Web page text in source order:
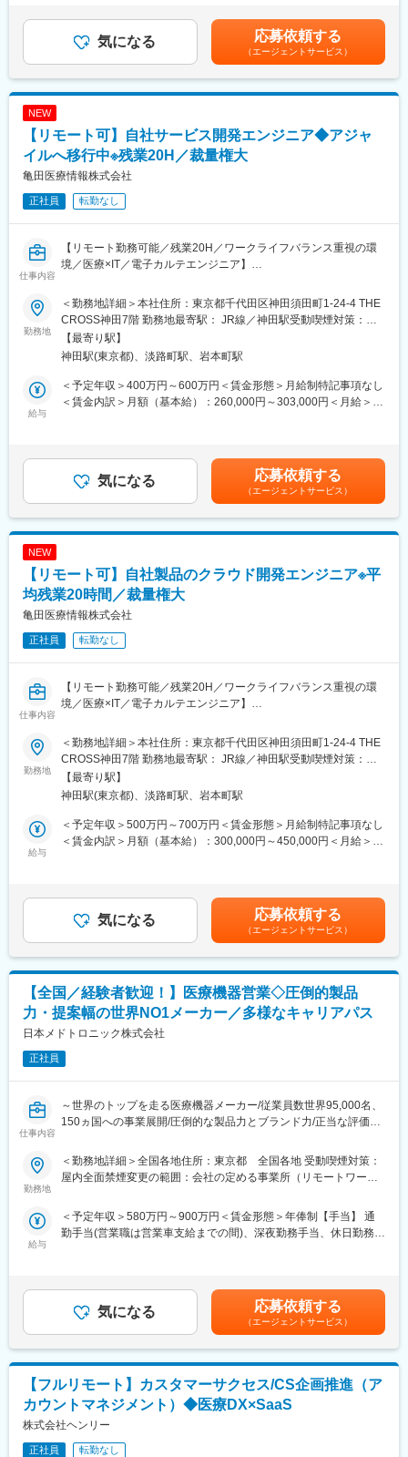
■同社の特色：
１、民間のシンクタンクの調査では、整形外科向けセラミックス
２、入社と同時に有給休暇を比例付与。社員の産休育休取得率お
がいを感じられます。
４、社内は社長、副社長問わず「さん」付けで呼び合う風通しの
良い風土があり、これまでの新卒社員の定着率は9割超と勤務しや
５、開発・製造～販売まで全て自社にて一気通貫で行っていま
す。
変更の範囲：会社の定める業務
これまでのご経験やご希望に合わせてご紹介いたします。
≪配属部門一例≫
・アドバンスド ペイシェント モニタリング（血行動態モニタリン
・オンコロジー営業部
■職務詳細
ります。
・医療従事者へのトレーニングなど
■同社の魅力
・当社の診断機器は適切な治療をする上で非常に重要で、高いシ
ェアも持っているなど、医療現場のお客様から高く評価されてい
ます。検査だけに留まらず、臨床医へのフィードバックまで一貫
成率だけでなく、会社として定めている注力製品に対してのイン
センティブなどもあります。
クホルダーを意識して社内のリソースを活用しながら進めていく
ことが可能です。
6万5千人となっています。国外だけでなく、日本の福島にも生産
変更の範囲：会社の定める業務
ます。賃金はあくまでも目安の金額であり、選考を通じて上下す
る可能性があります。月給(月額)は固定手当を含めた表記です。
気になる 応募依頼する
（エージェントサービス）
NEW
【リモート可】自社サービス開発エンジニア◆アジャ
イルへ移行中※残業20H／裁量権大
亀田医療情報株式会社
正社員 転勤なし
仕事内容
【リモート勤務可能／残業20H／ワークライフバランス重視の環
境／医療×IT／電子カルテエンジニア】
■業務概要：
当社メインプロダクトである電子カルテシステムのクラウド版の
提供がスタートし、クリニックや病院などの医療施設に導入が進
んでいます。本ポジションでは自社電子カルテシステムの開発エ
ンジニアを募集しています。
■業務詳細：
Azureを始めクラウド基盤を活用するSaaS・WebAPIの開発に携
わっていただきます。
・コミュニケーションツール：Slack、Google Meet
■働き方：
の業務が可能ですので全国どこに居住されても問題ありません。※
■研修：
本社周辺を予定しており、会社の用意したホテルから勤務いただ
想定しております。
■特徴：
当社初めてのクラウドサービスとして、2021年1月にクラウドカ
ネイティブのサービスローンチ直後にジョインいただくことにな
るため、まずはオンプレ環境の開発からお任せしますが、ゆくゆ
の上流工程からシステム開発に携わることもできます。
※ご入社後は経験やスキルに応じてお任せしていく予定（半年前後
想定）
変更の範囲：会社の定める業務
勤務地
＜勤務地詳細＞本社住所：東京都千代田区神田須田町1-24-4 THE
CROSS神田7階 勤務地最寄駅： JR線／神田駅受動喫煙対策：屋
内全面禁煙変更の範囲：会社の定める事業所（リモートワーク含
む）
【最寄り駅】
神田駅(東京都)、淡路町駅、岩本町駅
給与
＜予定年収＞400万円～600万円＜賃金形態＞月給制特記事項なし
＜賃金内訳＞月額（基本給）：260,000円～303,000円＜月給＞
収32歳：500万円43歳：680万円（管理職）賃金はあくまでも目
安の金額であり、選考を通じて上下する可能性があります。月給
(月額)は固定手当を含めた表記です。
気になる 応募依頼する
（エージェントサービス）
NEW
【リモート可】自社製品のクラウド開発エンジニア※平
均残業20時間／裁量権大
亀田医療情報株式会社
正社員 転勤なし
仕事内容
【リモート勤務可能／残業20H／ワークライフバランス重視の環
境／医療×IT／電子カルテエンジニア】
■概要／採用背景：
当社のメインプロダクトである電子カルテシステムのクラウド版
の提供がスタートし、クリニックや病院などの医療施設に導入が
進んでいます。継続的な新規導入に加え、より利便性を高めクラ
イアントの業務改善に寄与していくために新たにエンジニアを募
集いたします。
も、どこでもカルテを確認が出来るように各種デバイスから確認
を出来るようにPJを発足いたしました。
の基盤を開発
・電子カルテと各部門システムを接続，情報連携するインターフ
ェイスアプリケーションの開発、障害発生時の調査
・クラウドカルテと院内部門システムを連携するサービスやAPI群
の開発
■ミッション：自社開発サービスの電子カルテをとりまく、医療機
関で必要な各サービスや製品と電子カルテをつないで、統合的・
総合的な医療情報サービスをお客様に届けること。
越えたメンバー構成です。
Slack・GoogleWorkspace・Notionなどをコミュニケーションツ
ールとして活用し随時情報を共有し開発を進めていただきます。
※ご入社後は経験やスキルに応じてお任せしていく予定（半年前後
想定）
・バックエンド・フロントエンド：C#
・IDE：Visual Studio VS Code
・課題管理など：JIRA、Bitbucket
・コミュニケーションツール：Slack、Google Meet
変更の範囲：会社の定める業務
勤務地
＜勤務地詳細＞本社住所：東京都千代田区神田須田町1-24-4 THE
CROSS神田7階 勤務地最寄駅： JR線／神田駅受動喫煙対策：屋
内全面禁煙変更の範囲：会社の定める事業所（リモートワーク含
む）
【最寄り駅】
神田駅(東京都)、淡路町駅、岩本町駅
給与
＜予定年収＞500万円～700万円＜賃金形態＞月給制特記事項なし
＜賃金内訳＞月額（基本給）：300,000円～450,000円＜月給＞
までも目安の金額であり、選考を通じて上下する可能性がありま
す。月給(月額)は固定手当を含めた表記です。
気になる 応募依頼する
（エージェントサービス）
【全国／経験者歓迎！】医療機器営業◇圧倒的製品
力・提案幅の世界NO1メーカー／多様なキャリアパス
日本メドトロニック株式会社
正社員
仕事内容
～世界のトップを走る医療機器メーカー/従業員数世界95,000名、
150ヵ国への事業展開/圧倒的な製品力とブランド力/正当な評価体
いう社会貢献度～
て最前線で業界をリードしています。当社は1949年の設立以来、
医療技術の革新を続け、電池式体外型ペースメーカの開発やリー
おすすめです。
■評価制度：
社員の努力と成果を正当に評価するインセンティブ制度が充実し
ています。
100%達成の場合は3桁の支給が見込めます。
■業務概要：
医療機器の営業職として、医師や販売代理店と連携し、最適な治
療方法の提案を行います。新製品の特徴や効果を説明し、データ
勤務地
＜勤務地詳細＞全国各地住所：東京都 全国各地 受動喫煙対策：
屋内全面禁煙変更の範囲：会社の定める事業所（リモートワーク
給与
＜予定年収＞580万円～900万円＜賃金形態＞年俸制【手当】 通
勤手当(営業職は営業車支給までの間)、深夜勤務手当、休日勤務手
年目の場合固定年収 600万円 インセンティブ 400万円賃金は
あくまでも目安の金額であり、選考を通じて上下する可能性があ
ります。月給(月額)は固定手当を含めた表記です。
気になる 応募依頼する
（エージェントサービス）
【フルリモート】カスタマーサクセス/CS企画推進（ア
カウントマネジメント）◆医療DX×SaaS
株式会社ヘンリー
正社員 転勤なし